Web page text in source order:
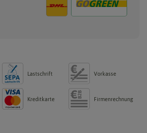
Lastschrift Vorkasse
Kreditkarte Firmenrechnung